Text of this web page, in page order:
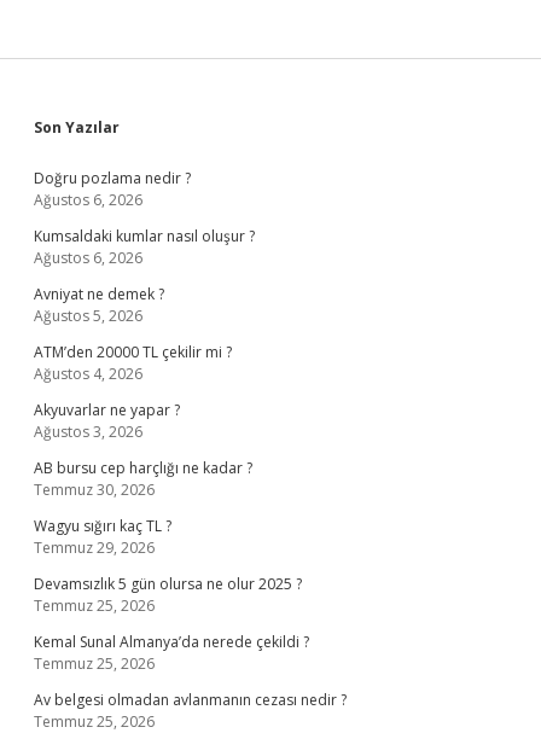
Sidebar
Son Yazılar
Doğru pozlama nedir ?
Ağustos 6, 2026
Kumsaldaki kumlar nasıl oluşur ?
Ağustos 6, 2026
Avniyat ne demek ?
Ağustos 5, 2026
ATM’den 20000 TL çekilir mi ?
Ağustos 4, 2026
Akyuvarlar ne yapar ?
Ağustos 3, 2026
AB bursu cep harçlığı ne kadar ?
Temmuz 30, 2026
Wagyu sığırı kaç TL ?
Temmuz 29, 2026
Devamsızlık 5 gün olursa ne olur 2025 ?
Temmuz 25, 2026
Kemal Sunal Almanya’da nerede çekildi ?
Temmuz 25, 2026
Av belgesi olmadan avlanmanın cezası nedir ?
Temmuz 25, 2026